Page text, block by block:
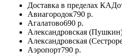
Доставка в пределах КАД
Авиагородок790 р.
Агалатово690 р.
Александровская
Александровская
Аэропорт790 р.